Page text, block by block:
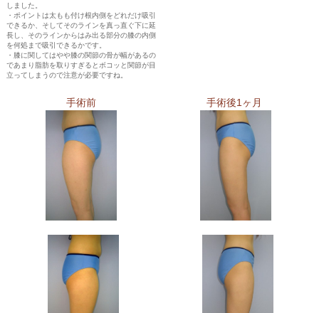
しました。
・ポイントは太もも付け根内側をどれだけ吸引
できるか、そしてそのラインを真っ直ぐ下に延
長し、そのラインからはみ出る部分の膝の内側
を何処まで吸引できるかです。
・膝に関してはやや膝の関節の骨が幅があるの
であまり脂肪を取りすぎるとボコッと関節が目
立ってしまうので注意が必要ですね。
手術前 手術後1ヶ月